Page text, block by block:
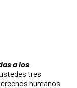
a los
tres
humanos